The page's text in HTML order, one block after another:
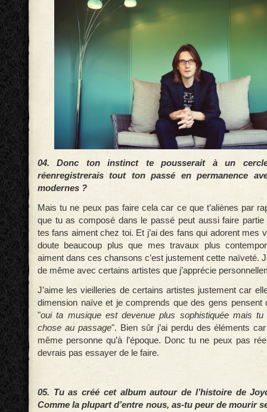
04. Donc ton instinct te pousserait à un
réenregistrerais tout ton passé en permanence
modernes ?
Mais tu ne peux pas faire cela car ce que t’aliènes par
que tu as composé dans le passé peut aussi faire
tes fans aiment chez toi. Et j’ai des fans qui adorent mes
doute beaucoup plus que mes travaux plus
aiment dans ces chansons c’est justement cette naïveté.
de même avec certains artistes que j’apprécie
J’aime les vieilleries de certains artistes justement car
dimension naïve et je comprends que des gens pensent
"oui ta musique est devenue plus sophistiquée mais tu
chose au passage". Bien sûr j’ai perdu des éléments
même personne qu’à l’époque. Donc tu ne peux pas
devrais pas essayer de le faire.
05. Tu as créé cet album autour de l’histoire de
Comme la plupart d’entre nous, as-tu peur de mourir